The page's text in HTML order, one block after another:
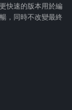
快速的版本用於編
，同時不改變最終